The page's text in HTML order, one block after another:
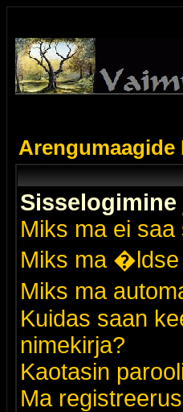
Arengumaagide
Miks ma ei saa
Miks ma �ldse
Miks ma
Kuidas saan
nimekirja?
Kaotasin
Ma